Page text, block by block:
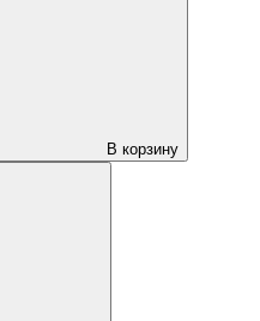
В корзину